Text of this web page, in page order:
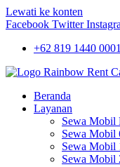
Lewati ke konten
Facebook Twitter
+62 819 1440 0001
Beranda
Layanan
Sewa Mobil
Sewa Mobil
Sewa Mobil
Sewa Mobil